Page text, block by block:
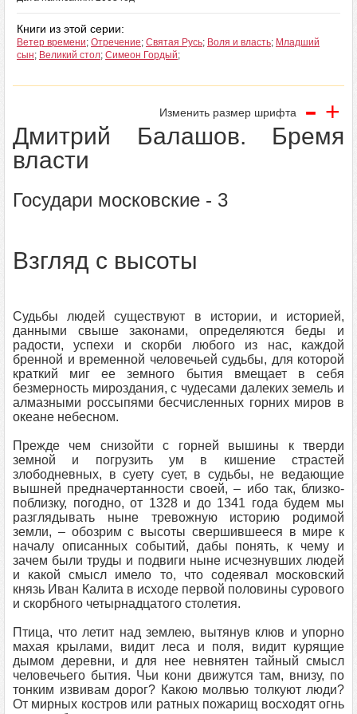
Книги из этой серии:
Ветер времени; Отречение; Святая Русь; Воля и власть; Младший
сын; Великий стол; Симеон Гордый;
Изменить размер шрифта - +
Дмитрий Балашов. Бремя
власти
Государи московские - 3
Взгляд с высоты
Судьбы людей существуют в истории, и историей,
данными свыше законами, определяются беды и
радости, успехи и скорби любого из нас, каждой
бренной и временной человечьей судьбы, для которой
краткий миг ее земного бытия вмещает в себя
безмерность мироздания, с чудесами далеких земель и
алмазными россыпями бесчисленных горних миров в
океане небесном.
Прежде чем снизойти с горней вышины к тверди
земной и погрузить ум в кишение страстей
злободневных, в суету сует, в судьбы, не ведающие
вышней предначертанности своей, – ибо так, близко-
поблизку, погодно, от 1328 и до 1341 года будем мы
разглядывать ныне тревожную историю родимой
земли, – обозрим с высоты свершившееся в мире к
началу описанных событий, дабы понять, к чему и
зачем были труды и подвиги ныне исчезнувших людей
и какой смысл имело то, что содеявал московский
князь Иван Калита в исходе первой половины сурового
и скорбного четырнадцатого столетия.
Птица, что летит над землею, вытянув клюв и упорно
махая крылами, видит леса и поля, видит курящие
дымом деревни, и для нее невнятен тайный смысл
человечьего бытия. Чьи кони движутся там, внизу, по
тонким извивам дорог? Какою молвью толкуют люди?
От мирных костров или ратных пожарищ восходят огнь